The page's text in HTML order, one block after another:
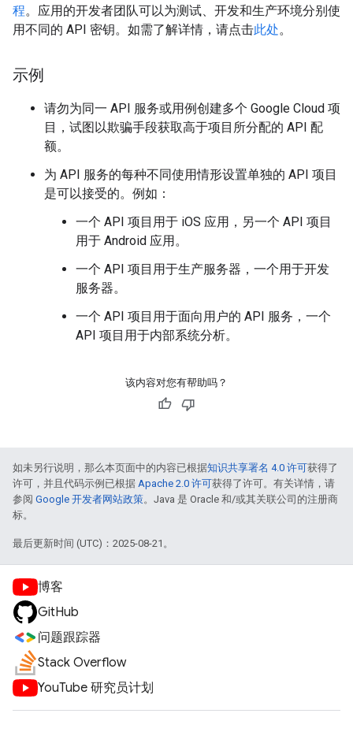
程。应用的开发者团队可以为测试、开发和生产环境分别使
用不同的 API 密钥。如需了解详情，请点击此处。
示例
请勿为同一 API 服务或用例创建多个 Google Cloud 项
目，试图以欺骗手段获取高于项目所分配的 API 配
额。
为 API 服务的每种不同使用情形设置单独的 API 项目
是可以接受的。例如：
一个 API 项目用于 iOS 应用，另一个 API 项目
用于 Android 应用。
一个 API 项目用于生产服务器，一个用于开发
服务器。
一个 API 项目用于面向用户的 API 服务，一个
API 项目用于内部系统分析。
该内容对您有帮助吗？
如未另行说明，那么本页面中的内容已根据知识共享署名 4.0 许可获得了
许可，并且代码示例已根据 Apache 2.0 许可获得了许可。有关详情，请
参阅 Google 开发者网站政策。Java 是 Oracle 和/或其关联公司的注册商
标。
最后更新时间 (UTC)：2025-08-21。
博客
GitHub
问题跟踪器
Stack Overflow
YouTube 研究员计划